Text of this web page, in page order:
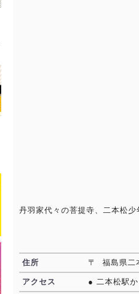
丹羽家代々の菩提寺、二本松少
住所 〒 福島県二
アクセス ● 二本松駅